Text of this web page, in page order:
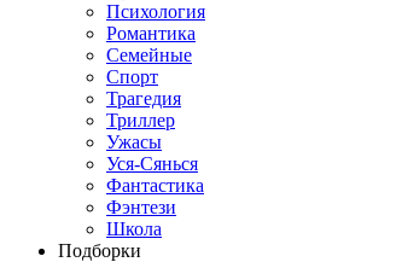
Психология
Романтика
Семейные
Спорт
Трагедия
Триллер
Ужасы
Уся-Сянься
Фантастика
Фэнтези
Школа
Подборки